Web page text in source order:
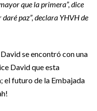
que la primera”, dice
daré paz”, declara YHVH de
se encontró con una
David que esta
el futuro de la Embajada